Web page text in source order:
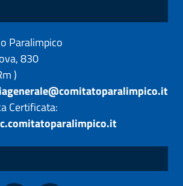
Paralimpico
830
)
Certificata: